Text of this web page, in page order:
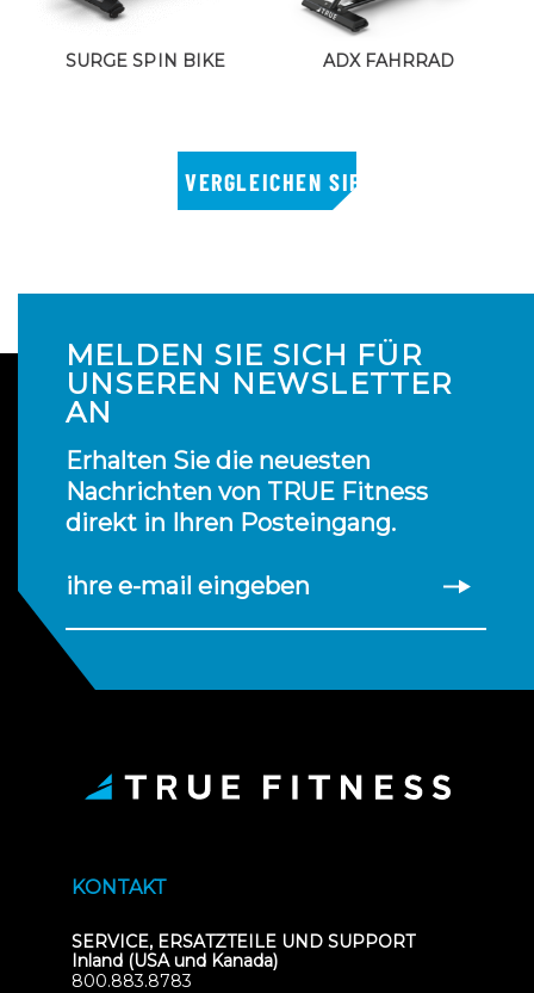
SURGE SPIN BIKE ADX FAHRRAD
MELDEN SIE SICH FÜR
UNSEREN NEWSLETTER
AN
Erhalten Sie die neuesten
Nachrichten von TRUE Fitness
direkt in Ihren Posteingang.
ihre e-mail eingeben
KONTAKT
SERVICE, ERSATZTEILE UND SUPPORT
Inland (USA und Kanada)
800.883.8783